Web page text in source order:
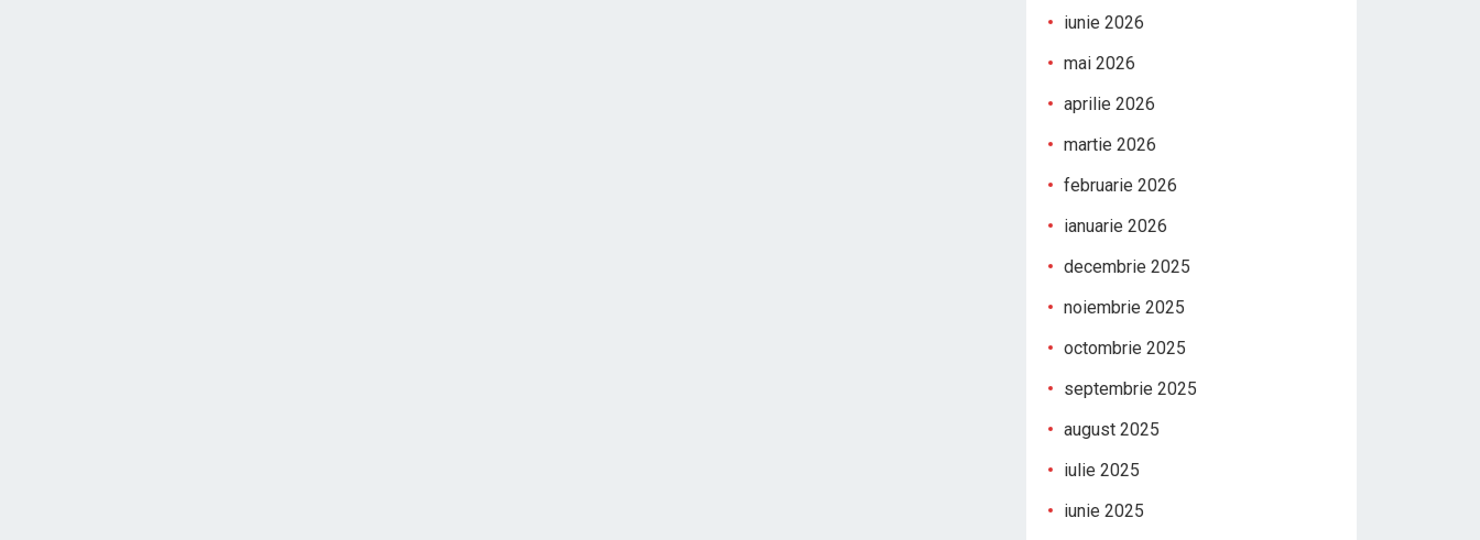
iunie 2026
mai 2026
aprilie 2026
martie 2026
februarie 2026
ianuarie 2026
decembrie 2025
noiembrie 2025
octombrie 2025
septembrie 2025
august 2025
iulie 2025
iunie 2025